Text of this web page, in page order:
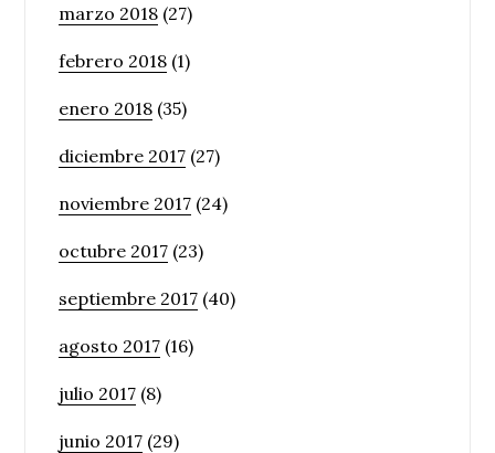
marzo 2018 (27)
febrero 2018 (1)
enero 2018 (35)
diciembre 2017 (27)
noviembre 2017 (24)
octubre 2017 (23)
septiembre 2017 (40)
agosto 2017 (16)
julio 2017 (8)
junio 2017 (29)